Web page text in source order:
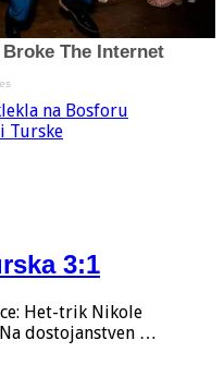
na Bosforu
Turske
3:1
Het-trik Nikole
dostojanstven …